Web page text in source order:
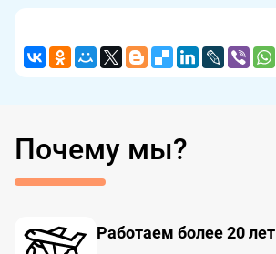
Почему мы?
Работаем более 20 лет